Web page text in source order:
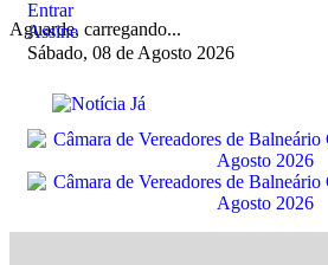
Aguarde, carregando...
Entrar
Assine
Sábado, 08 de Agosto 2026